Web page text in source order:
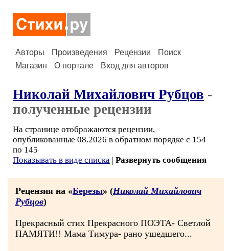
Авторы Произведения Рецензии
Поиск
Магазин
О портале Вход для авторов
Николай Михайлович Рубцов -
полученные рецензии
На странице отображаются рецензии,
опубликованные 08.2026 в обратном порядке с 154
по 145
Показывать в виде списка | Развернуть сообщения
Рецензия на «Березы» (Николай Михайлович
Рубцов)
Прекрасный стих Прекрасного ПОЭТА- Светлой
ПАМЯТИ!! Мама Тимура- рано ушедшего...